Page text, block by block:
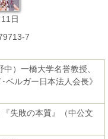
日
7
中）一橋大学名誉教授、
ベルガー日本法人会長》
失敗の本質』（中公文